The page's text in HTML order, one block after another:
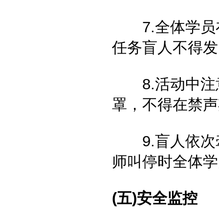
7.全体学员
任务盲人不得
8.活动中注
罩，不得在禁
9.盲人依次牵
师叫停时全体
(五)安全监控